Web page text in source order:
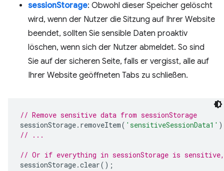
sessionStorage: Obwohl dieser Speicher gelöscht
wird, wenn der Nutzer die Sitzung auf Ihrer Website
beendet, sollten Sie sensible Daten proaktiv
löschen, wenn sich der Nutzer abmeldet. So sind
Sie auf der sicheren Seite, falls er vergisst, alle auf
Ihrer Website geöffneten Tabs zu schließen.
// Remove sensitive data from sessionStorage
sessionStorage. removeItem( 'sensitiveSessionData1'
// ...
// Or if everything in sessionStorage is
sessionStorage.clear();